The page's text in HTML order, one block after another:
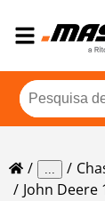
...
John Deere